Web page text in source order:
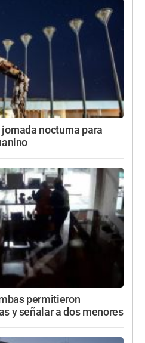
nocturna para
permitieron
y señalar a dos menores